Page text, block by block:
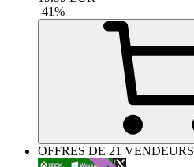
-41%
OFFRES DE 21 VENDEURS